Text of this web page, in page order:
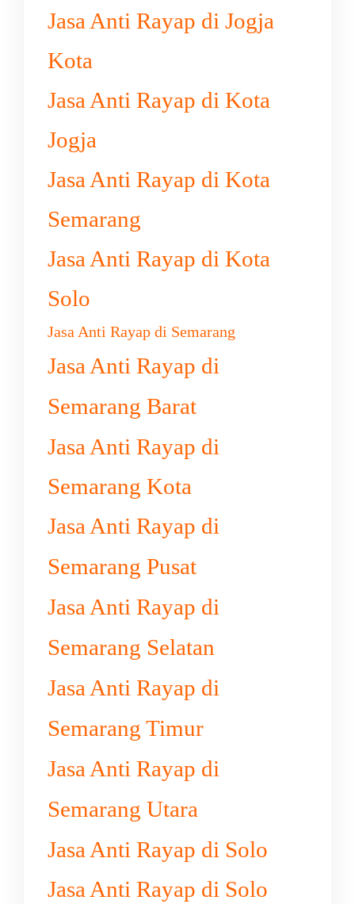
Jasa Anti Rayap di Jogja
Kota
Jasa Anti Rayap di Kota
Jogja
Jasa Anti Rayap di Kota
Semarang
Jasa Anti Rayap di Kota
Solo
Jasa Anti Rayap di Semarang
Jasa Anti Rayap di
Semarang Barat
Jasa Anti Rayap di
Semarang Kota
Jasa Anti Rayap di
Semarang Pusat
Jasa Anti Rayap di
Semarang Selatan
Jasa Anti Rayap di
Semarang Timur
Jasa Anti Rayap di
Semarang Utara
Jasa Anti Rayap di Solo
Jasa Anti Rayap di Solo